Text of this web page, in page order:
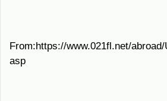
From:https://www.021fl.net/
asp